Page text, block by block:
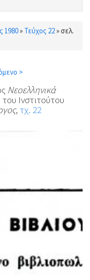
1980» Τεύχος 22»σελ.
>
Νεοελληνικά
Ινστιτούτου
, τχ. 22